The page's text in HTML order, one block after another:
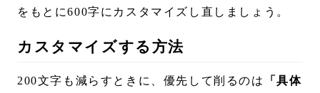
をもとに600字にカスタマイズし直しましょう。
カスタマイズする方法
200文字も減らすときに、優先して削るのは
「具体